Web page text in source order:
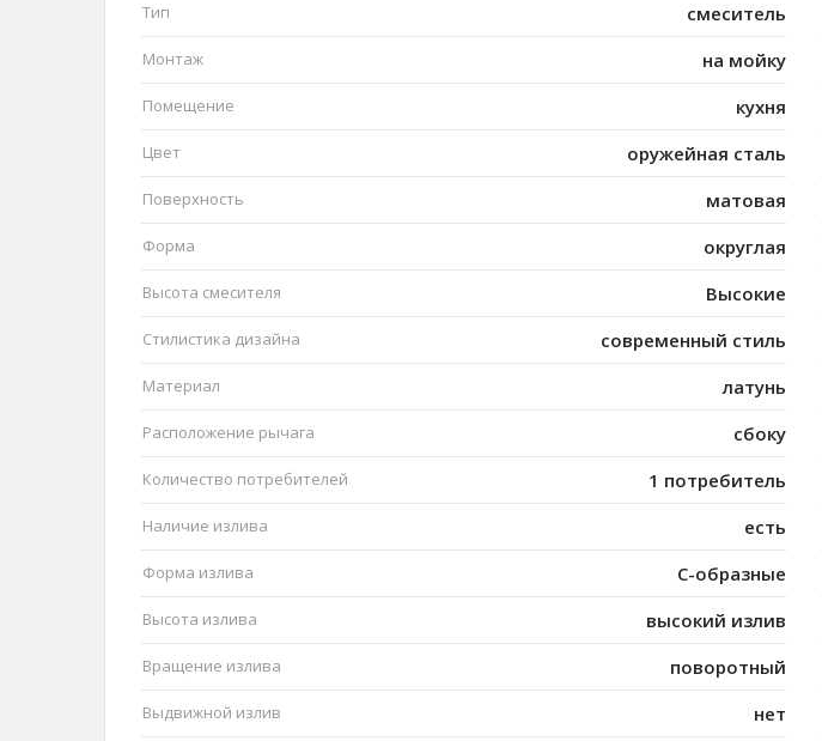
Тип смеситель
Монтаж на мойку
Помещение кухня
Цвет оружейная сталь
Поверхность матовая
Форма округлая
Высота смесителя Высокие
Стилистика дизайна современный стиль
Материал латунь
Расположение рычага сбоку
Количество потребителей 1 потребитель
Наличие излива есть
Форма излива C-образные
Высота излива высокий излив
Вращение излива поворотный
Выдвижной излив нет